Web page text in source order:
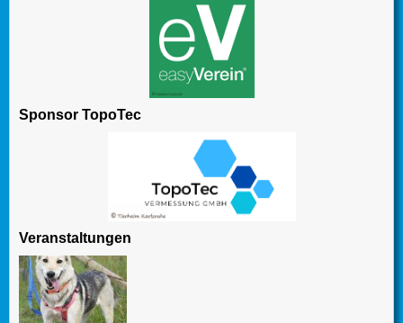
Sponsor TopoTec
Veranstaltungen